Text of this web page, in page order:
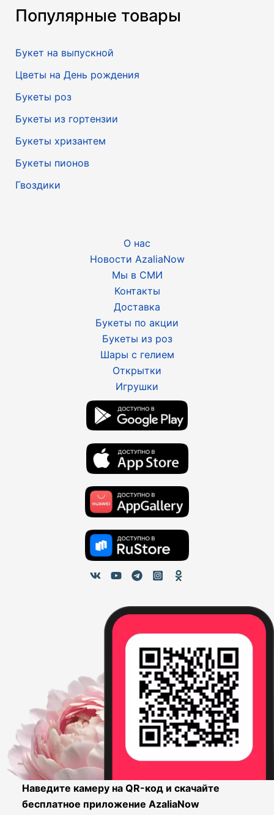
Популярные товары
Букет на выпускной
Цветы на День рождения
Букеты роз
Букеты из гортензии
Букеты хризантем
Букеты пионов
Гвоздики
О нас
Новости AzaliaNow
Мы в СМИ
Контакты
Доставка
Букеты по акции
Букеты из роз
Шары с гелием
Открытки
Игрушки
Наведите камеру на QR-код и скачайте
бесплатное приложение AzaliaNow